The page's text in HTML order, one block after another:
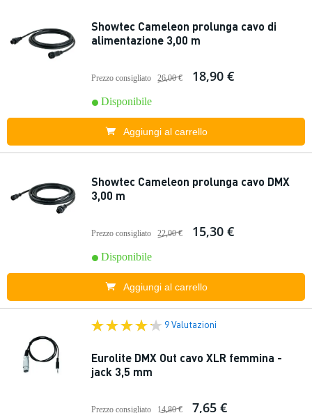
Showtec Cameleon prolunga cavo di
alimentazione 3,00 m
Prezzo consigliato 26,00 € 18,90 €
Disponibile
Aggiungi al carrello
Showtec Cameleon prolunga cavo DMX
3,00 m
Prezzo consigliato 22,00 € 15,30 €
Disponibile
Aggiungi al carrello
9 Valutazioni
Eurolite DMX Out cavo XLR femmina -
jack 3,5 mm
Prezzo consigliato 14,80 € 7,65 €